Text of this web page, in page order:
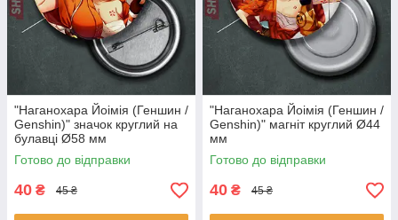
"Наганохара Йоімія (Геншин /
Genshin)" значок круглий на
булавці Ø58 мм
Готово до відправки
40 ₴ 45 ₴
"Наганохара Йоімія (Геншин /
Genshin)" магніт круглий Ø44
мм
Готово до відправки
40 ₴ 45 ₴